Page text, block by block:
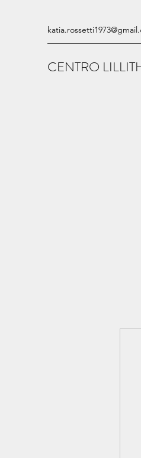
CENTRO